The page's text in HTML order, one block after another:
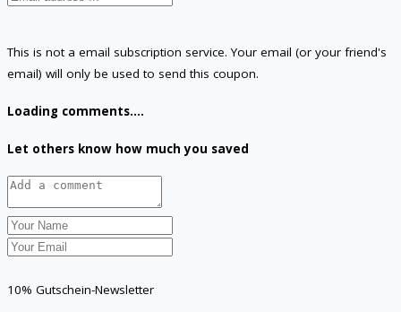
This is not a email subscription service. Your email (or your friend's
email) will only be used to send this coupon.
Loading comments....
Let others know how much you saved
10% Gutschein-Newsletter